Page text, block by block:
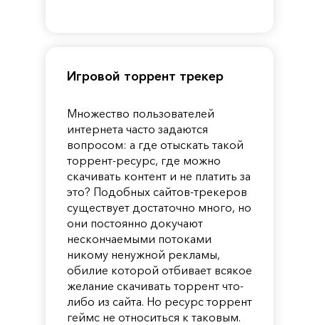
Игровой торрент трекер
Множество пользователей
интернета часто задаются
вопросом: а где отыскать такой
торрент-ресурс, где можно
скачивать контент и не платить за
это? Подобных сайтов-трекеров
существует достаточно много, но
они постоянно докучают
нескончаемыми потоками
никому ненужной рекламы,
обилие которой отбивает всякое
желание скачивать торрент что-
либо из сайта. Но ресурс торрент
геймс не относиться к таковым.